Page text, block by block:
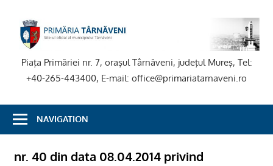
content
Piaţa Primăriei nr. 7, oraşul Târnăveni, judeţul Mureş, Tel:
+40-265-443400, E-mail: office@primariatarnaveni.ro
NAVIGATION
nr. 40 din data 08.04.2014 privind